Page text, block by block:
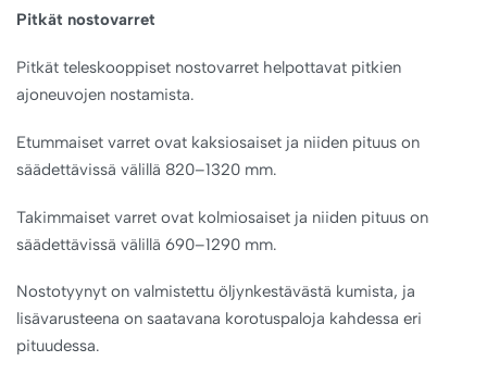
Pitkät nostovarret
Pitkät teleskooppiset nostovarret helpottavat pitkien
ajoneuvojen nostamista.
Etummaiset varret ovat kaksiosaiset ja niiden pituus on
säädettävissä välillä 820–1320 mm.
Takimmaiset varret ovat kolmiosaiset ja niiden pituus on
säädettävissä välillä 690–1290 mm.
Nostotyynyt on valmistettu öljynkestävästä kumista, ja
lisävarusteena on saatavana korotuspaloja kahdessa eri
pituudessa.